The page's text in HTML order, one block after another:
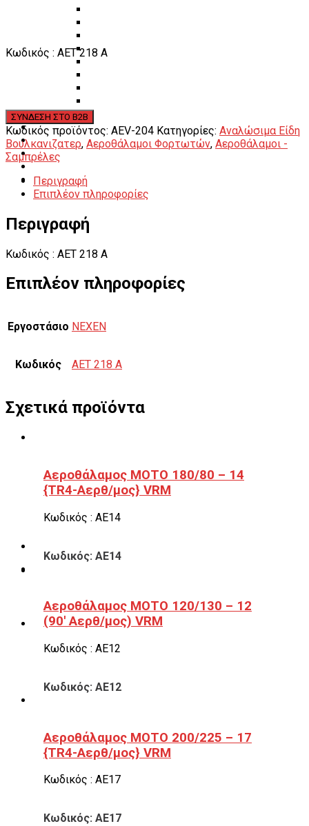
Εργαλεία Χειρός
ΚΑΤΑΛΟΓΟΣ
DOWNLOADS
VIDEO & ΝΕΑ
ΕΠΙΚΟΙΝΩΝΙΑ
ΕΝ
Κωδικός : AET 218 A
Κωδικός προϊόντος: AEV-204 Κατηγορίες: Αναλώσιμα Είδη
Βουλκανιζατερ, Αεροθάλαμοι Φορτωτών, Αεροθάλαμοι -
Σαμπρέλες
Περιγραφή
Επιπλέον πληροφορίες
Περιγραφή
Κωδικός : AET 218 A
Επιπλέον πληροφορίες
Εργοστάσιο NEXEN
Κωδικός AET 218 A
Σχετικά προϊόντα
Αεροθάλαμος ΜΟΤΟ 180/80 – 14
{TR4-Αερθ/μος} VRM
Κωδικός : ΑΕ14
Κωδικός: ΑΕ14
Αεροθάλαμος ΜΟΤΟ 120/130 – 12
(90′ Αερθ/μος) VRM
Κωδικός : ΑΕ12
Κωδικός: ΑΕ12
Αεροθάλαμος ΜΟΤΟ 200/225 – 17
{TR4-Αερθ/μος} VRM
Κωδικός : ΑΕ17
Κωδικός: ΑΕ17